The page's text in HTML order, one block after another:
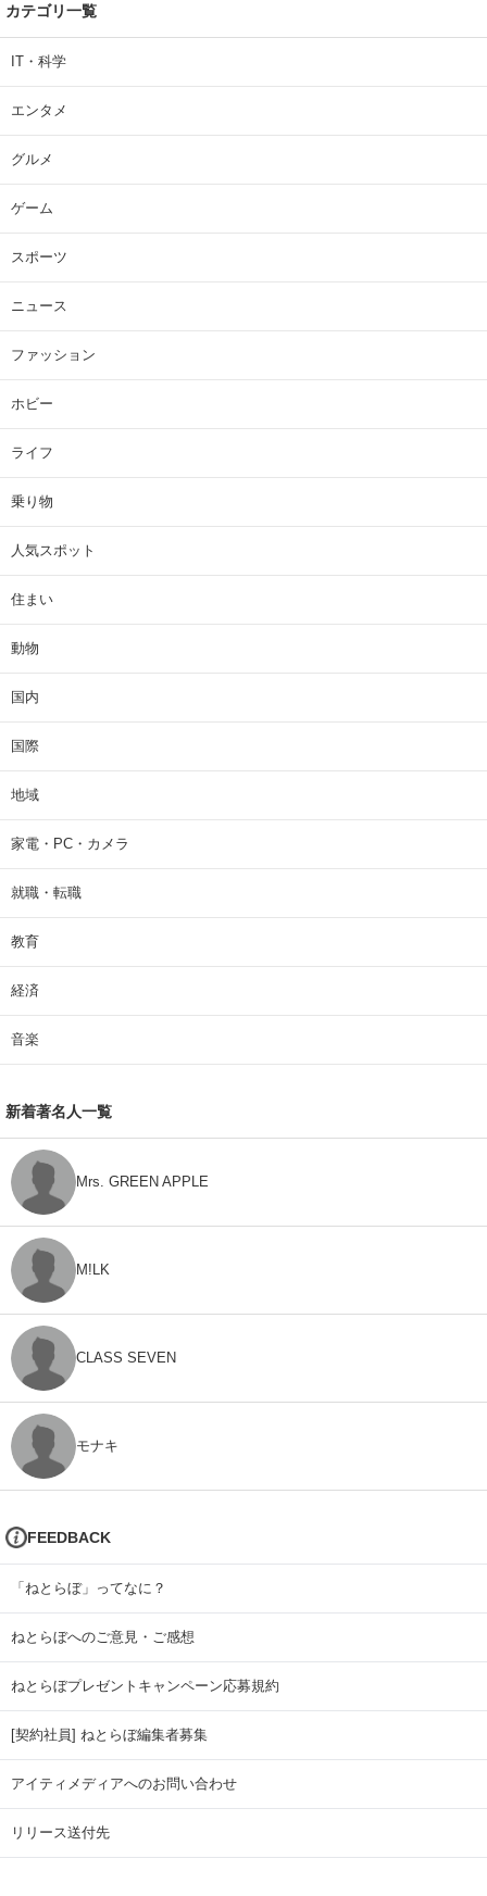
カテゴリ一覧
IT・科学
エンタメ
グルメ
ゲーム
スポーツ
ニュース
ファッション
ホビー
ライフ
乗り物
人気スポット
住まい
動物
国内
国際
地域
家電・PC・カメラ
就職・転職
教育
経済
音楽
新着著名人一覧
Mrs. GREEN APPLE
M!LK
CLASS SEVEN
モナキ
FEEDBACK
「ねとらぼ」ってなに？
ねとらぼへのご意見・ご感想
ねとらぼプレゼントキャンペーン応募規約
[契約社員] ねとらぼ編集者募集
アイティメディアへのお問い合わせ
リリース送付先